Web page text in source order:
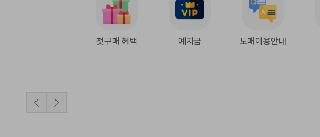
첫구매 혜택 예치금 도매이용안내